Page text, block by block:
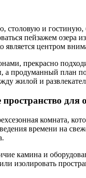
столовую и
пейзажем озера
центром
прекрасно
продуманный план
жилой и
для
комната,
времени на
камина и
изолировать